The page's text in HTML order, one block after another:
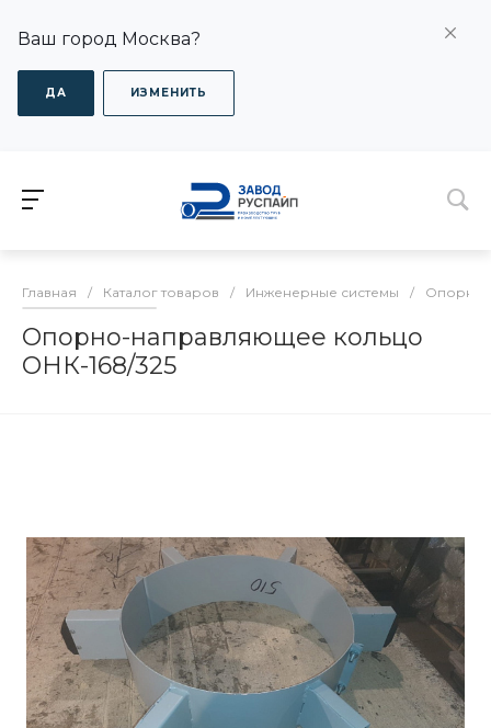
Ваш город Москва?
ДА ИЗМЕНИТЬ
Главная / Каталог товаров / Инженерные системы / Опорно-
Опорно-направляющее кольцо
ОНК-168/325